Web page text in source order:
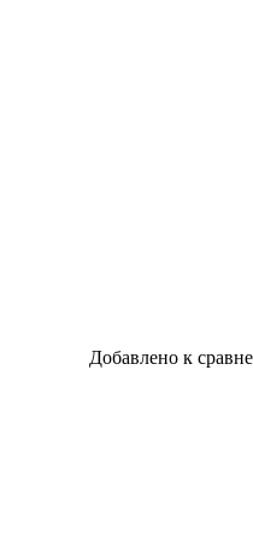
Добавлено к